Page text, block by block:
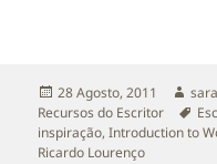
Publicado
a
28 Agosto, 2011
Recursos do Escritor
inspiração,Introduction to
Ricardo Lourenço